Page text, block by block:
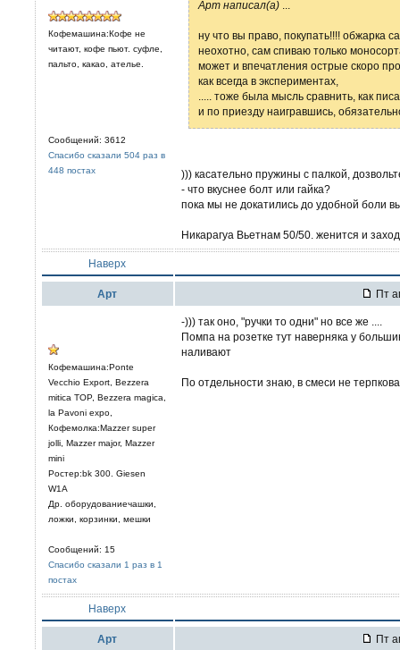
Кофемашина:Кофе не
читают, кофе пьют. суфле,
пальто, какао, ателье.
Сообщений: 3612
Спасибо сказали 504 раз в
448 постах
Арт написал(а)
ну что вы право, покупать!!!! обжарка
неохотно, сам спиваю только
может и впечатления острые скоро
как всегда в экспериментах,
..... тоже была мысль сравнить, как
и по приезду наигравшись,
))) касательно пружины с палкой,
- что вкуснее болт или гайка?
пока мы не докатились до удобной боли
Никарагуа Вьетнам 50/50. женится и
Наверх
Арт Пт
Кофемашина:Ponte
Vecchio Export, Bezzera
mitica TOP, Bezzera magica,
la Pavoni expo,
Кофемолка:Mazzer super
jolli, Mazzer major, Mazzer
mini
Ростер:bk 300. Giesen
W1A
Др. оборудованиечашки,
ложки, корзинки, мешки
Сообщений: 15
Спасибо сказали 1 раз в 1
постах
-))) так оно, "ручки то одни" но все же ....
Помпа на розетке тут наверняка у
наливают
По отдельности знаю, в смеси не
Наверх
Арт Пт